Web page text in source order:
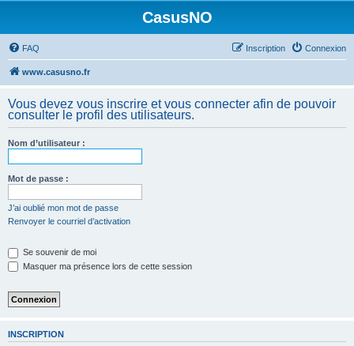
CasusNO
FAQ Connexion
Inscription
www.casusno.fr
Vous devez vous inscrire et vous connecter afin de pouvoir
consulter le profil des utilisateurs.
Nom d’utilisateur :
Mot de passe :
J’ai oublié mon mot de passe
Renvoyer le courriel d’activation
Se souvenir de moi
Masquer ma présence lors de cette session
INSCRIPTION